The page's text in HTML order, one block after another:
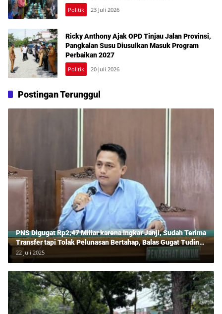
Politik 23 Juli 2026
Ricky Anthony Ajak OPD Tinjau Jalan Provinsi,
Pangkalan Susu Diusulkan Masuk Program
Perbaikan 2027
Politik 20 Juli 2026
Postingan Terunggul
PNS Digugat Rp2,47 Miliar karena Ingkar Janji, Sudah Terima
Transfer tapi Tolak Pelunasan Bertahap, Balas Gugat Tuding
Lawan Tipu Rp850 Juta
22 Juli 2025